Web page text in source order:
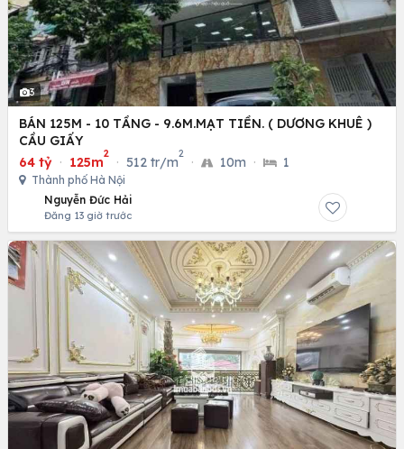
3
BÁN 125M - 10 TẦNG - 9.6M.MẠT TIỀN. ( DƯƠNG KHUÊ )
CẦU GIẤY
64 tỷ · 125m
2
· 512 tr/m
2
· 10m · 1
Thành phố Hà Nội
Nguyễn Đức Hải
Đăng 13 giờ trước